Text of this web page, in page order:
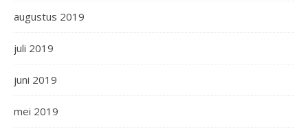
augustus 2019
juli 2019
juni 2019
mei 2019